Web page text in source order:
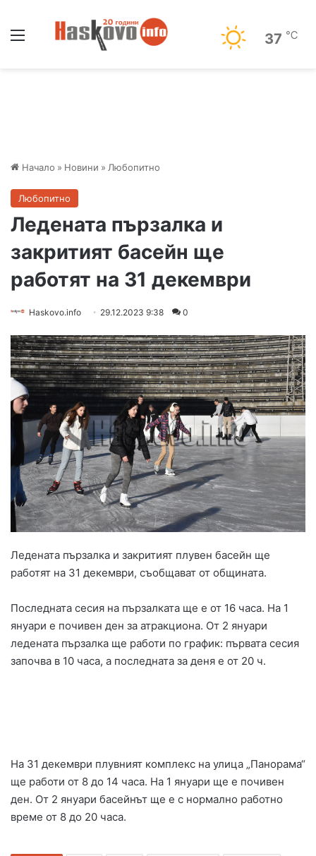
37 ℃
Начало » Новини » Любопитно
Любопитно
Ледената пързалка и
закритият басейн ще
работят на 31 декември
Haskovo.info 29.12.2023 9:38 0
Ледената пързалка и закритият плувен басейн ще
работят на 31 декември, съобщават от общината.
Последната сесия на пързалката ще е от 16 часа. На 1
януари е почивен ден за атракциона. От 2 януари
ледената пързалка ще работи по график: първата сесия
започва в 10 часа, а последната за деня е от 20 ч.
На 31 декември плувният комплекс на улица „Панорама“
ще работи от 8 до 14 часа. На 1 януари ще е почивен
ден. От 2 януари басейнът ще е с нормално работно
време от 8 до 20 часа.